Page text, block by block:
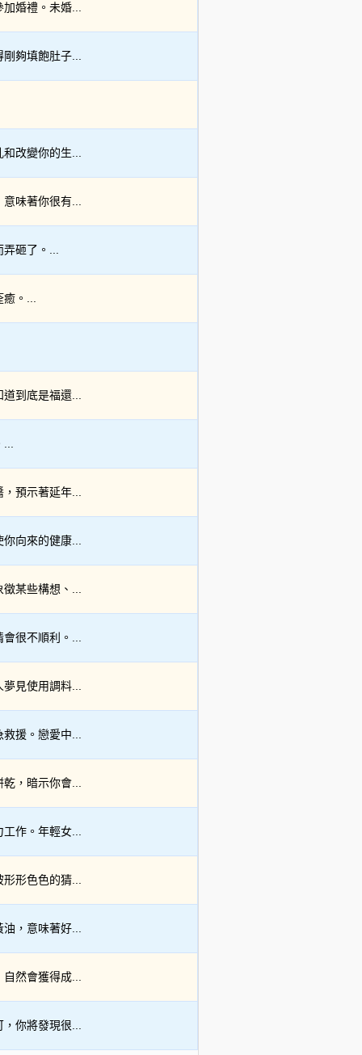
婚禮。未婚...
夠填飽肚子...
改變你的生...
味著你很有...
砸了。...
。...
到底是福還...
預示著延年...
向來的健康...
某些構想、...
很不順利。...
見使用調料...
援。戀愛中...
，暗示你會...
作。年輕女...
形色色的猜...
，意味著好...
然會獲得成...
你將發現很...